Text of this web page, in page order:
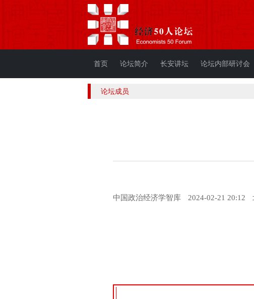
首页 论坛简介 长安讲坛 论坛内部研讨会
论坛成员
中国政治经济学智库 2024-02-21 20:12